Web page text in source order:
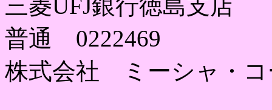
三菱UFJ銀行徳島支店
普通 0222469
株式会社 ミーシャ・コ